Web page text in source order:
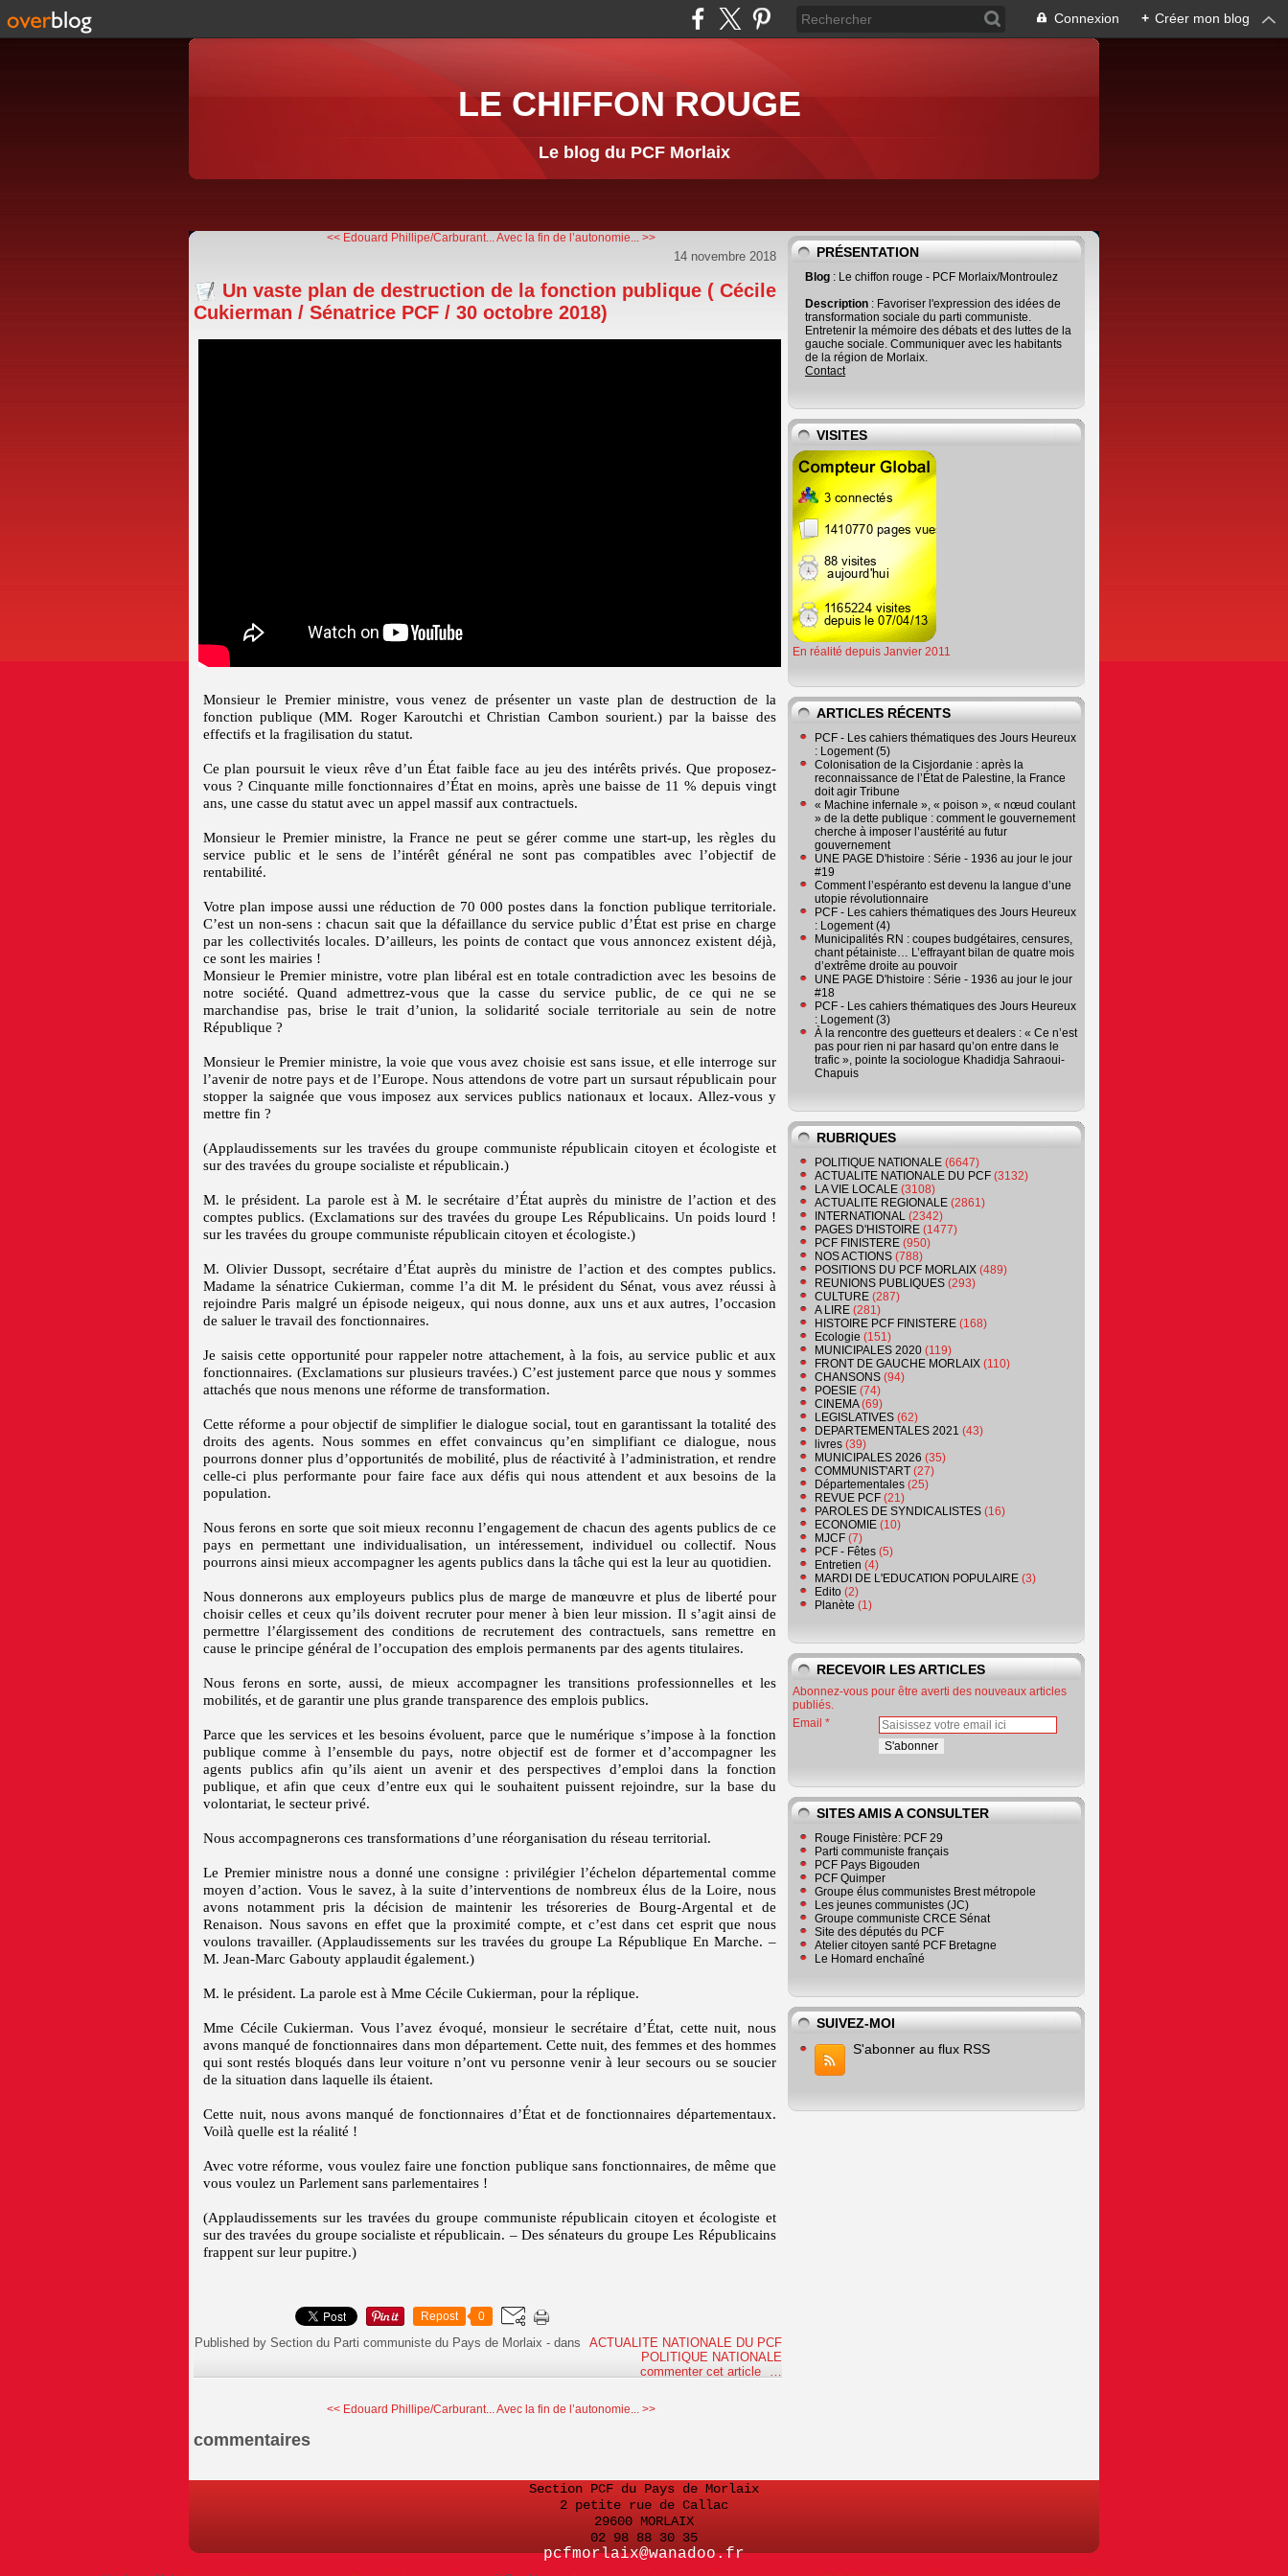
Connexion + Créer mon blog
LE CHIFFON ROUGE
Le blog du PCF Morlaix
<< Edouard Phillipe/Carburant...Avec la fin de l’autonomie... >>
14 novembre 2018
Un vaste plan de destruction de la fonction publique ( Cécile
Cukierman / Sénatrice PCF / 30 octobre 2018)
Monsieur le Premier ministre, vous venez de présenter un vaste plan de destruction de la
fonction publique (MM. Roger Karoutchi et Christian Cambon sourient.) par la baisse des
effectifs et la fragilisation du statut.
Ce plan poursuit le vieux rêve d’un État faible face au jeu des intérêts privés. Que proposez-
vous ? Cinquante mille fonctionnaires d’État en moins, après une baisse de 11 % depuis vingt
ans, une casse du statut avec un appel massif aux contractuels.
Monsieur le Premier ministre, la France ne peut se gérer comme une start-up, les règles du
service public et le sens de l’intérêt général ne sont pas compatibles avec l’objectif de
rentabilité.
Votre plan impose aussi une réduction de 70 000 postes dans la fonction publique territoriale.
C’est un non-sens : chacun sait que la défaillance du service public d’État est prise en charge
par les collectivités locales. D’ailleurs, les points de contact que vous annoncez existent déjà,
ce sont les mairies !
Monsieur le Premier ministre, votre plan libéral est en totale contradiction avec les besoins de
notre société. Quand admettrez-vous que la casse du service public, de ce qui ne se
marchandise pas, brise le trait d’union, la solidarité sociale territoriale au sein de notre
République ?
Monsieur le Premier ministre, la voie que vous avez choisie est sans issue, et elle interroge sur
l’avenir de notre pays et de l’Europe. Nous attendons de votre part un sursaut républicain pour
stopper la saignée que vous imposez aux services publics nationaux et locaux. Allez-vous y
mettre fin ?
(Applaudissements sur les travées du groupe communiste républicain citoyen et écologiste et
sur des travées du groupe socialiste et républicain.)
M. le président. La parole est à M. le secrétaire d’État auprès du ministre de l’action et des
comptes publics. (Exclamations sur des travées du groupe Les Républicains. Un poids lourd !
sur les travées du groupe communiste républicain citoyen et écologiste.)
M. Olivier Dussopt, secrétaire d’État auprès du ministre de l’action et des comptes publics.
Madame la sénatrice Cukierman, comme l’a dit M. le président du Sénat, vous avez réussi à
rejoindre Paris malgré un épisode neigeux, qui nous donne, aux uns et aux autres, l’occasion
de saluer le travail des fonctionnaires.
Je saisis cette opportunité pour rappeler notre attachement, à la fois, au service public et aux
fonctionnaires. (Exclamations sur plusieurs travées.) C’est justement parce que nous y sommes
attachés que nous menons une réforme de transformation.
Cette réforme a pour objectif de simplifier le dialogue social, tout en garantissant la totalité des
droits des agents. Nous sommes en effet convaincus qu’en simplifiant ce dialogue, nous
pourrons donner plus d’opportunités de mobilité, plus de réactivité à l’administration, et rendre
celle-ci plus performante pour faire face aux défis qui nous attendent et aux besoins de la
population.
Nous ferons en sorte que soit mieux reconnu l’engagement de chacun des agents publics de ce
pays en permettant une individualisation, un intéressement, individuel ou collectif. Nous
pourrons ainsi mieux accompagner les agents publics dans la tâche qui est la leur au quotidien.
Nous donnerons aux employeurs publics plus de marge de manœuvre et plus de liberté pour
choisir celles et ceux qu’ils doivent recruter pour mener à bien leur mission. Il s’agit ainsi de
permettre l’élargissement des conditions de recrutement des contractuels, sans remettre en
cause le principe général de l’occupation des emplois permanents par des agents titulaires.
Nous ferons en sorte, aussi, de mieux accompagner les transitions professionnelles et les
mobilités, et de garantir une plus grande transparence des emplois publics.
Parce que les services et les besoins évoluent, parce que le numérique s’impose à la fonction
publique comme à l’ensemble du pays, notre objectif est de former et d’accompagner les
agents publics afin qu’ils aient un avenir et des perspectives d’emploi dans la fonction
publique, et afin que ceux d’entre eux qui le souhaitent puissent rejoindre, sur la base du
volontariat, le secteur privé.
Nous accompagnerons ces transformations d’une réorganisation du réseau territorial.
Le Premier ministre nous a donné une consigne : privilégier l’échelon départemental comme
moyen d’action. Vous le savez, à la suite d’interventions de nombreux élus de la Loire, nous
avons notamment pris la décision de maintenir les trésoreries de Bourg-Argental et de
Renaison. Nous savons en effet que la proximité compte, et c’est dans cet esprit que nous
voulons travailler. (Applaudissements sur les travées du groupe La République En Marche. –
M. Jean-Marc Gabouty applaudit également.)
M. le président. La parole est à Mme Cécile Cukierman, pour la réplique.
Mme Cécile Cukierman. Vous l’avez évoqué, monsieur le secrétaire d’État, cette nuit, nous
avons manqué de fonctionnaires dans mon département. Cette nuit, des femmes et des hommes
qui sont restés bloqués dans leur voiture n’ont vu personne venir à leur secours ou se soucier
de la situation dans laquelle ils étaient.
Cette nuit, nous avons manqué de fonctionnaires d’État et de fonctionnaires départementaux.
Voilà quelle est la réalité !
Avec votre réforme, vous voulez faire une fonction publique sans fonctionnaires, de même que
vous voulez un Parlement sans parlementaires !
(Applaudissements sur les travées du groupe communiste républicain citoyen et écologiste et
sur des travées du groupe socialiste et républicain. – Des sénateurs du groupe Les Républicains
frappent sur leur pupitre.)
Repost 0
Published by Section du Parti communiste du Pays de Morlaix -dans
ACTUALITE NATIONALE DU PCF
POLITIQUE NATIONALE
commenter cet article
…
<< Edouard Phillipe/Carburant...Avec la fin de l’autonomie... >>
commentaires
PRÉSENTATION
Blog : Le chiffon rouge - PCF Morlaix/Montroulez
Description : Favoriser l'expression des idées de
transformation sociale du parti communiste.
Entretenir la mémoire des débats et des luttes de la
gauche sociale. Communiquer avec les habitants
de la région de Morlaix.
Contact
VISITES
En réalité depuis Janvier 2011
ARTICLES RÉCENTS
PCF - Les cahiers thématiques des Jours Heureux
: Logement (5)
Colonisation de la Cisjordanie : après la
reconnaissance de l’État de Palestine, la France
doit agir Tribune
« Machine infernale », « poison », « nœud coulant
» de la dette publique : comment le gouvernement
cherche à imposer l’austérité au futur
gouvernement
UNE PAGE D'histoire : Série - 1936 au jour le jour
#19
Comment l’espéranto est devenu la langue d’une
utopie révolutionnaire
PCF - Les cahiers thématiques des Jours Heureux
: Logement (4)
Municipalités RN : coupes budgétaires, censures,
chant pétainiste… L’effrayant bilan de quatre mois
d’extrême droite au pouvoir
UNE PAGE D'histoire : Série - 1936 au jour le jour
#18
PCF - Les cahiers thématiques des Jours Heureux
: Logement (3)
À la rencontre des guetteurs et dealers : « Ce n’est
pas pour rien ni par hasard qu’on entre dans le
trafic », pointe la sociologue Khadidja Sahraoui-
Chapuis
RUBRIQUES
POLITIQUE NATIONALE (6647)
ACTUALITE NATIONALE DU PCF (3132)
LA VIE LOCALE (3108)
ACTUALITE REGIONALE (2861)
INTERNATIONAL (2342)
PAGES D'HISTOIRE (1477)
PCF FINISTERE (950)
NOS ACTIONS (788)
POSITIONS DU PCF MORLAIX (489)
REUNIONS PUBLIQUES (293)
CULTURE (287)
A LIRE (281)
HISTOIRE PCF FINISTERE (168)
Ecologie (151)
MUNICIPALES 2020 (119)
FRONT DE GAUCHE MORLAIX (110)
CHANSONS (94)
POESIE (74)
CINEMA(69)
LEGISLATIVES (62)
DEPARTEMENTALES 2021 (43)
livres (39)
MUNICIPALES 2026 (35)
COMMUNIST'ART (27)
Départementales (25)
REVUE PCF (21)
PAROLES DE SYNDICALISTES (16)
ECONOMIE (10)
MJCF (7)
PCF - Fêtes (5)
Entretien (4)
MARDI DE L'EDUCATION POPULAIRE (3)
Edito (2)
Planète (1)
RECEVOIR LES ARTICLES
Abonnez-vous pour être averti des nouveaux articles
publiés.
Email
SITES AMIS A CONSULTER
Rouge Finistère: PCF 29
Parti communiste français
PCF Pays Bigouden
PCF Quimper
Groupe élus communistes Brest métropole
Les jeunes communistes (JC)
Groupe communiste CRCE Sénat
Site des députés du PCF
Atelier citoyen santé PCF Bretagne
Le Homard enchaîné
SUIVEZ-MOI
S'abonner au flux RSS
Section PCF du Pays de Morlaix
2 petite rue de Callac
29600 MORLAIX
02 98 88 30 35
pcfmorlaix@wanadoo.fr